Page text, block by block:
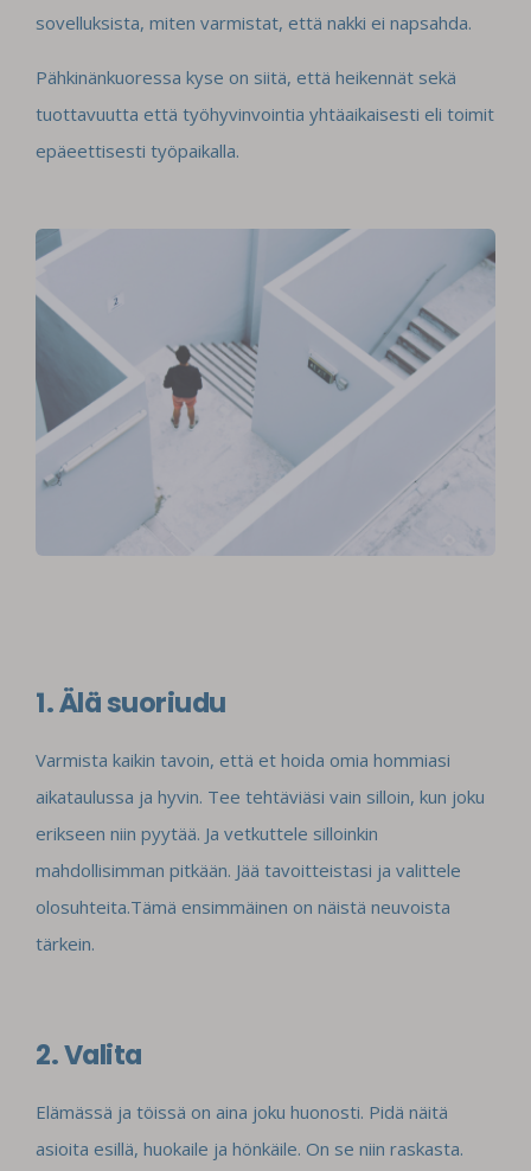
sovelluksista, miten varmistat, että nakki ei napsahda.
Pähkinänkuoressa kyse on siitä, että heikennät sekä
tuottavuutta että työhyvinvointia yhtäaikaisesti eli toimit
epäeettisesti työpaikalla.
1. Älä suoriudu
Varmista kaikin tavoin, että et hoida omia hommiasi
aikataulussa ja hyvin. Tee tehtäviäsi vain silloin, kun joku
erikseen niin pyytää. Ja vetkuttele silloinkin
mahdollisimman pitkään. Jää tavoitteistasi ja valittele
olosuhteita.Tämä ensimmäinen on näistä neuvoista
tärkein.
2. Valita
Elämässä ja töissä on aina joku huonosti. Pidä näitä
asioita esillä, huokaile ja hönkäile. On se niin raskasta.